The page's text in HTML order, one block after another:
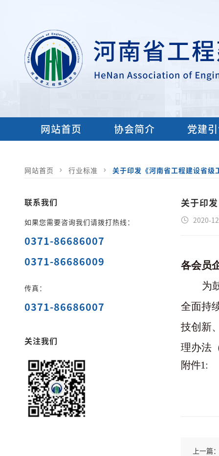
网站首页 协会简介 党建
网站首页 行业标准 关于印发《河南省工程建设省
联系我们
如果您需要咨询我们请拨打热线：
0371-86686007
0371-86686009
传真：
0371-86686007
关注我们
关于印
2020-
各会员
为
全面持
技创新
理办法
附件1:
上一篇